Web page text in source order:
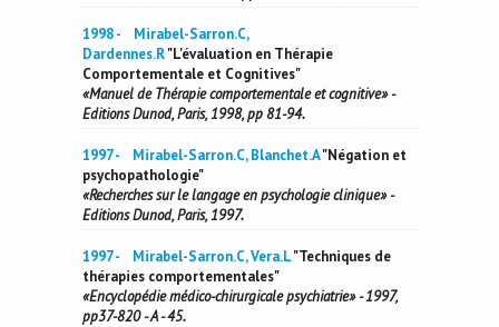
1998 - Mirabel-Sarron.C,
Dardennes.R"L'évaluation en Thérapie
Comportementale et Cognitives"
«Manuel de Thérapie comportementale et cognitive» -
Editions Dunod, Paris, 1998, pp 81-94.
1997 - Mirabel-Sarron.C, Blanchet.A"Négation et
psychopathologie"
«Recherches sur le langage en psychologie clinique» -
Editions Dunod, Paris, 1997.
1997 - Mirabel-Sarron.C, Vera.L"Techniques de
thérapies comportementales"
«Encyclopédie médico-chirurgicale psychiatrie» - 1997,
pp37-820 - A - 45.